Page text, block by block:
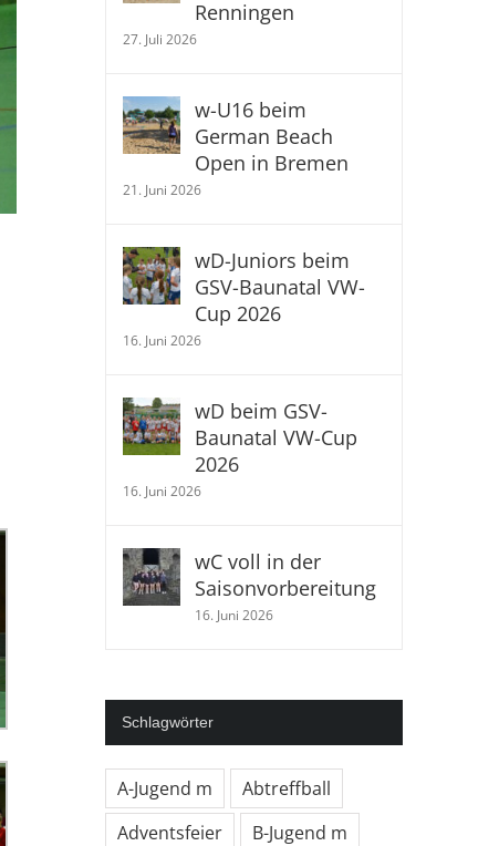
Renningen
27. Juli 2026
w-U16 beim
German Beach
Open in Bremen
21. Juni 2026
wD-Juniors beim
GSV-Baunatal VW-
Cup 2026
16. Juni 2026
wD beim GSV-
Baunatal VW-Cup
2026
16. Juni 2026
wC voll in der
Saisonvorbereitung
16. Juni 2026
Schlagwörter
A-Jugend m
Abtreffball
Adventsfeier
B-Jugend m